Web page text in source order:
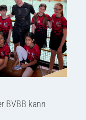
BVBB kann